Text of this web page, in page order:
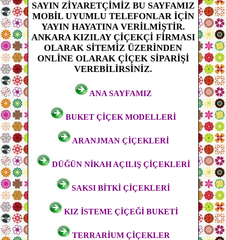
SAYIN ZİYARETÇİMİZ BU SAYFAMIZ
MOBİL UYUMLU TELEFONLAR İÇİN
YAYIN HAYATINA VERİLMİŞTİR.
ANKARA KIZILAY ÇİÇEKÇİ FİRMASI
OLARAK SİTEMİZ ÜZERİNDEN
ONLİNE OLARAK ÇİÇEK SİPARİŞİ
VEREBİLİRSİNİZ.
ANA SAYFAMIZ
BUKET ÇİÇEK MODELLERİ
ARANJMAN ÇİÇEKLERİ
DÜĞÜN NİKAH AÇILIŞ ÇİÇEKLERİ
SAKSI BİTKİ ÇİÇEKLERİ
KIZ İSTEME ÇİÇEĞİ BUKETİ
TERRARİUM ÇİÇEKLER